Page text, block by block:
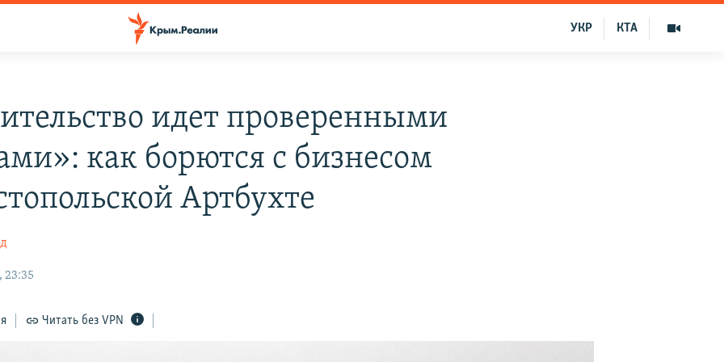
КТА
УКР
идет проверенными
как борются с бизнесом
Артбухте
23:35
Читать без VPN